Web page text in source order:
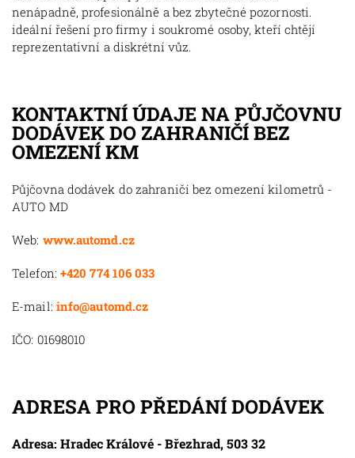
nenápadně, profesionálně a bez zbytečné pozornosti.
ideální řešení pro firmy i soukromé osoby, kteří chtějí
reprezentativní a diskrétní vůz.
KONTAKTNÍ ÚDAJE NA PŮJČOVNU
DODÁVEK DO ZAHRANIČÍ BEZ
OMEZENÍ KM
Půjčovna dodávek do zahraničí bez omezení kilometrů -
AUTO MD
Web: www.automd.cz
Telefon: +420 774 106 033
E-mail: info@automd.cz
IČO: 01698010
ADRESA PRO PŘEDÁNÍ DODÁVEK
Adresa: Hradec Králové - Březhrad, 503 32